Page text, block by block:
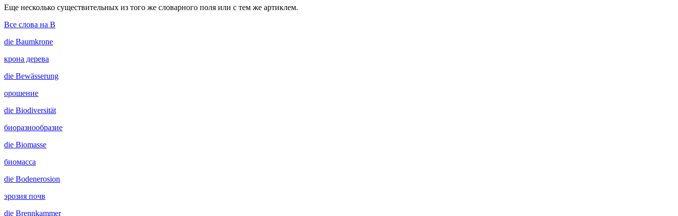
Еще несколько существительных из того же словарного поля или с тем же артиклем.
Все слова на B
die Baumkrone
крона дерева
die Bewässerung
орошение
die Biodiversität
биоразнообразие
die Biomasse
биомасса
die Bodenerosion
эрозия почв
die Brennkammer